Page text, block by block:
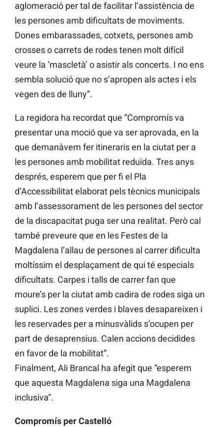
aglomeració per tal de facilitar l’assistència de
les persones amb dificultats de moviments.
Dones embarassades, cotxets, persones amb
crosses o carrets de rodes tenen molt difícil
veure la ‘mascletà’ o asistir als concerts. I no ens
sembla solució que no s’apropen als actes i els
vegen des de lluny”.
La regidora ha recordat que “Compromís va
presentar una moció que va ser aprovada, en la
que demanàvem fer itineraris en la ciutat per a
les persones amb mobilitat reduïda. Tres anys
després, esperem que per fi el Pla
d’Accessibilitat elaborat pels tècnics municipals
amb l’assessorament de les persones del sector
de la discapacitat puga ser una realitat. Però cal
també preveure que en les Festes de la
Magdalena l’allau de persones al carrer dificulta
moltíssim el desplaçament de qui té especials
dificultats. Carpes i talls de carrer fan que
moure’s per la ciutat amb cadira de rodes siga un
suplici. Les zones verdes i blaves desapareixen i
les reservades per a minusvàlids s’ocupen per
part de desaprensius. Calen accions decidides
en favor de la mobilitat”.
Finalment, Ali Brancal ha afegit que “esperem
que aquesta Magdalena siga una Magdalena
inclusiva”.
Compromís per Castelló